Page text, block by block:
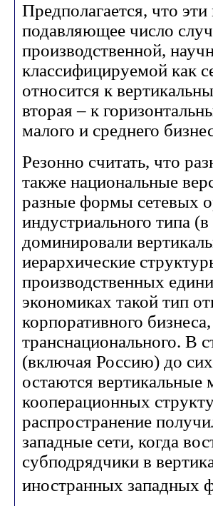
Предполагается, что
подавляющее число
производственной,
классифицируемой как
относится к
вторая – к
малого и среднего
Резонно считать, что
также национальные
разные формы сетевых
индустриального типа
доминировали
иерархические
производственных
экономиках такой тип
корпоративного
транснационального. В
(включая Россию) до
остаются вертикальные
кооперационных
распространение
западные сети, когда
субподрядчики в
иностранных западных